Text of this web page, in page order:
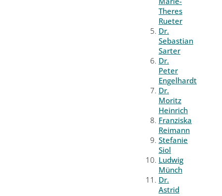
Theres
Rueter
Dr.
Sebastian
Sarter
Dr.
Peter
Engelhardt
Dr.
Moritz
Heinrich
Franziska
Reimann
Stefanie
Siol
Ludwig
Münch
Dr.
Astrid